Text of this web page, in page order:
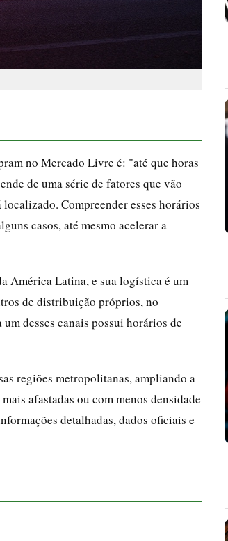
no Mercado Livre é: "até que horas
de uma série de fatores que vão
Compreender esses horários
casos, até mesmo acelerar a
América Latina, e sua logística é um
de distribuição próprios, no
desses canais possui horários de
regiões metropolitanas, ampliando a
afastadas ou com menos densidade
detalhadas, dados oficiais e